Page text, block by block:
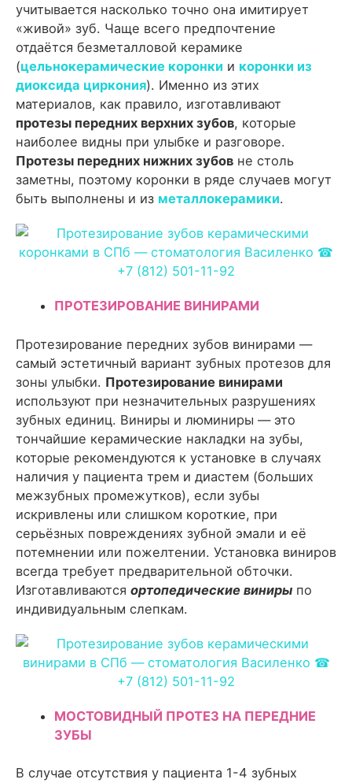
учитывается насколько точно она имитирует
«живой» зуб. Чаще всего предпочтение
отдаётся безметалловой керамике
(цельнокерамические коронки и коронки из
диоксида циркония). Именно из этих
материалов, как правило, изготавливают
протезы передних верхних зубов, которые
наиболее видны при улыбке и разговоре.
Протезы передних нижних зубов не столь
заметны, поэтому коронки в ряде случаев могут
быть выполнены и из металлокерамики.
ПРОТЕЗИРОВАНИЕ ВИНИРАМИ
Протезирование передних зубов винирами —
самый эстетичный вариант зубных протезов для
зоны улыбки. Протезирование винирами
используют при незначительных разрушениях
зубных единиц. Виниры и люминиры — это
тончайшие керамические накладки на зубы,
которые рекомендуются к установке в случаях
наличия у пациента трем и диастем (больших
межзубных промежутков), если зубы
искривлены или слишком короткие, при
серьёзных повреждениях зубной эмали и её
потемнении или пожелтении. Установка виниров
всегда требует предварительной обточки.
Изготавливаются ортопедические виниры по
индивидуальным слепкам.
МОСТОВИДНЫЙ ПРОТЕЗ НА ПЕРЕДНИЕ
ЗУБЫ
В случае отсутствия у пациента 1-4 зубных